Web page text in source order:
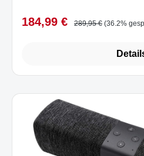
Verkaufspreis:
184,99 € Regulärer Preis:
289,95 € (36.2%